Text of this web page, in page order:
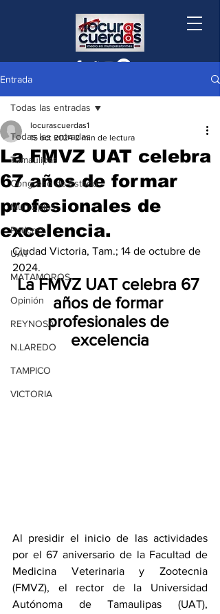
Entrada
Todas las entradas
Tamaulipas
Congreso de Estado
Municipios
Podcast
UAT
MATAMOROS
Opinión
REYNOSA
N.LAREDO
TAMPICO
VICTORIA
Todas las entradas
La FMVZ UAT celebra
67 años de formar
profesionales de
excelencia.
locurascuerdas1
15 oct 2024 2 min de lectura
Ciudad Victoria, Tam.; 14 de octubre de
2024.
La FMVZ UAT celebra 67
años de formar
profesionales de
excelencia
Al presidir el inicio de las actividades
por el 67 aniversario de la Facultad de
Medicina Veterinaria y Zootecnia
(FMVZ), el rector de la Universidad
Autónoma de Tamaulipas (UAT),